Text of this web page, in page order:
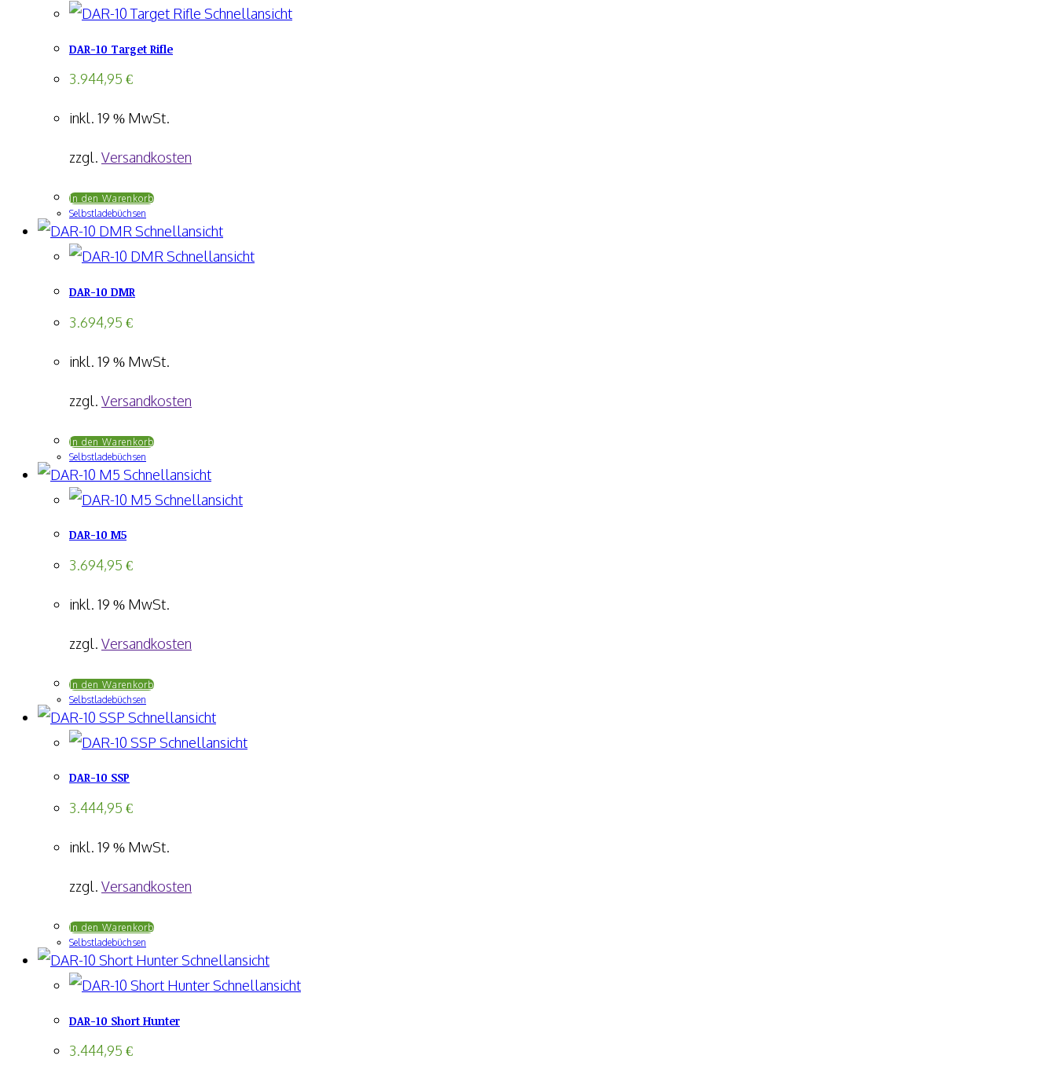
Schnellansicht
DAR-10 Target Rifle
3.944,95 €
inkl. 19 % MwSt.
zzgl. Versandkosten
In den Warenkorb
Selbstladebüchsen
Schnellansicht
Schnellansicht
DAR-10 DMR
3.694,95 €
inkl. 19 % MwSt.
zzgl. Versandkosten
In den Warenkorb
Selbstladebüchsen
Schnellansicht
Schnellansicht
DAR-10 M5
3.694,95 €
inkl. 19 % MwSt.
zzgl. Versandkosten
In den Warenkorb
Selbstladebüchsen
Schnellansicht
Schnellansicht
DAR-10 SSP
3.444,95 €
inkl. 19 % MwSt.
zzgl. Versandkosten
In den Warenkorb
Selbstladebüchsen
Schnellansicht
Schnellansicht
DAR-10 Short Hunter
3.444,95 €